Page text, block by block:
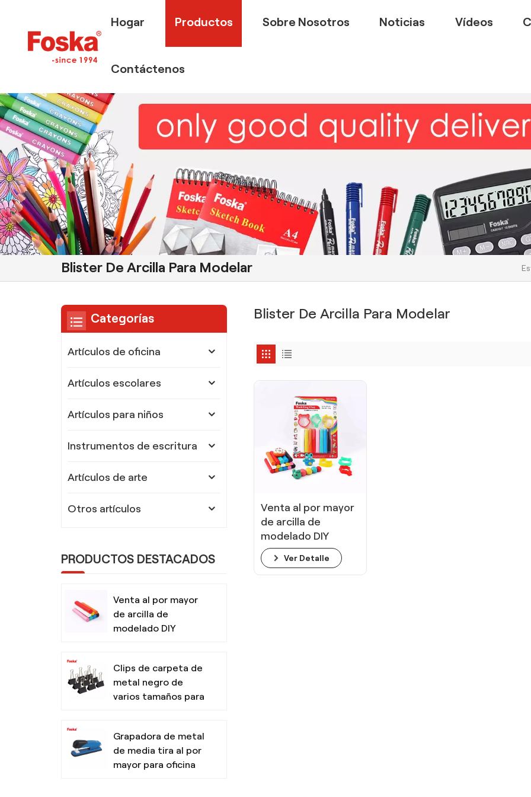
Hogar Productos Sobre Nosotros Noticias Vídeos
Contáctenos
Blister De Arcilla Para Modelar
Blister De Arcilla Para Modelar
Venta al por mayor
de arcilla de
modelado DIY
segura y no tóxica
para niños con
herramientas
Ver Detalle
Categorías
Artículos de oficina
Artículos escolares
Artículos para niños
Instrumentos de escritura
Artículos de arte
Otros artículos
PRODUCTOS DESTACADOS
Venta al por mayor
de arcilla de
modelado DIY
herramientas
Clips de carpeta de
metal negro de
varios tamaños para
Grapadora de metal
de media tira al por
mayor para oficina